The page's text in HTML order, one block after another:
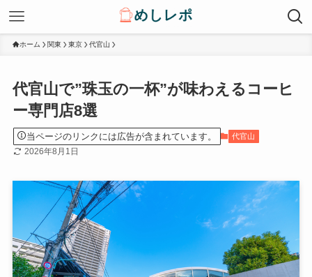
ホーム 関東 東京 代官山
代官山で”珠玉の一杯”が味わえるコーヒ
ー専門店8選
当ページのリンクには広告が含まれています。 代官山
2026年8月1日